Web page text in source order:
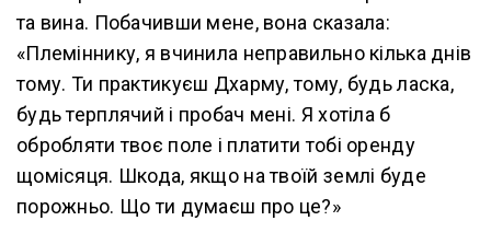
та вина. Побачивши мене, вона сказала:
«Племіннику, я вчинила неправильно кілька днів
тому. Ти практикуєш Дхарму, тому, будь ласка,
будь терплячий і пробач мені. Я хотіла б
обробляти твоє поле і платити тобі оренду
щомісяця. Шкода, якщо на твоїй землі буде
порожньо. Що ти думаєш про це?»